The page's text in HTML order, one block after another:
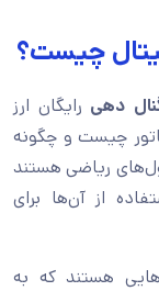
چیست؟
دهی رایگان ارز
چیست و چگونه
ریاضی هستند
از آن‌ها برای
هستند که به